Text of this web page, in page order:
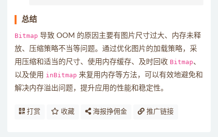
总结
Bitmap 导致 OOM 的原因主要有图片尺寸过大、内存未释
放、压缩策略不当等问题。通过优化图片的加载策略，采
用压缩和适当的尺寸、使用内存缓存、及时回收 Bitmap、
以及使用 inBitmap 来复用内存等方法，可以有效地避免和
解决内存溢出问题，提升应用的性能和稳定性。
打赏 收藏 海报挣佣金 推广链接